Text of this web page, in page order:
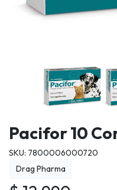
Pacifor 10
SKU: 7800006000720
Drag Pharma